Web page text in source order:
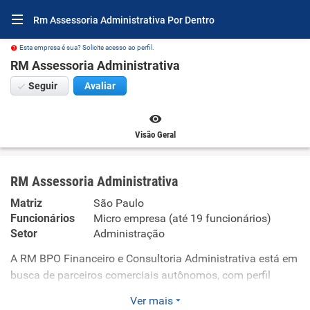
Rm Assessoria Administrativa Por Dentro
Esta empresa é sua? Solicite acesso ao perfil.
RM Assessoria Administrativa
Seguir Avaliar
Visão Geral
RM Assessoria Administrativa
Matriz
São Paulo
Funcionários
Micro empresa (até 19 funcionários)
Setor
Administração
A RM BPO Financeiro e Consultoria Administrativa está em
busca de parceiros comerciais autônomos, com perfil
Ver mais